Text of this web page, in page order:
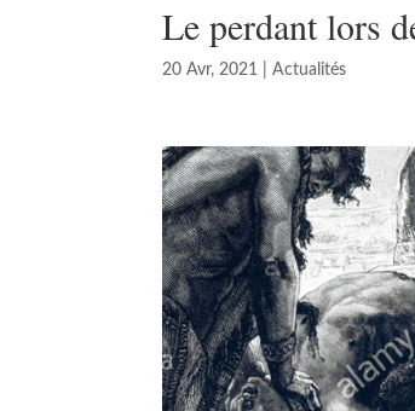
Le perdant lors
20 Avr, 2021 |Actualités